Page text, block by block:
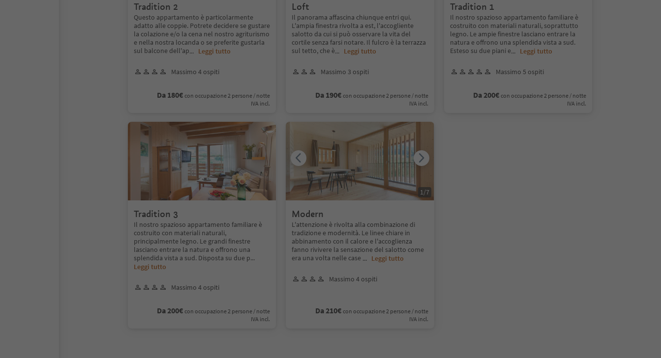
Tradition 2
Questo appartamento è particolarmente
adatto alle coppie. Potrete decidere se gustare
la colazione e/o la cena nel nostro agriturismo
e nella nostra locanda o se preferite gustarla
sul balcone dell'ap... Leggi tutto
Massimo 4 ospiti
Da 180€ con occupazione 2 persone / notte
IVA incl.
Loft
Il panorama affascina chiunque entri qui.
L'ampia finestra rivolta a est, l'accogliente
salotto da cui si può osservare la vita del
cortile senza farsi notare. Il fulcro è la terrazza
sul tetto, che è... Leggi tutto
Massimo 3 ospiti
Da 190€ con occupazione 2 persone / notte
IVA incl.
Tradition 1
Il nostro spazioso appartamento familiare è
costruito con materiali naturali, soprattutto
legno. Le ampie finestre lasciano entrare la
natura e offrono una splendida vista a sud.
Esteso su due piani e... Leggi tutto
Massimo 5 ospiti
Da 200€ con occupazione 2 persone / notte
IVA incl.
Tradition 3
Il nostro spazioso appartamento familiare è
costruito con materiali naturali,
principalmente legno. Le grandi finestre
lasciano entrare la natura e offrono una
splendida vista a sud. Disposta su due p...
Leggi tutto
Massimo 4 ospiti
Da 200€ con occupazione 2 persone / notte
IVA incl.
Modern
L'attenzione è rivolta alla combinazione di
tradizione e modernità. Le linee chiare in
abbinamento con il calore e l'accoglienza
fanno rivivere la sensazione del salotto come
era una volta nelle case ... Leggi tutto
Massimo 4 ospiti
Da 210€ con occupazione 2 persone / notte
IVA incl.
1 /7